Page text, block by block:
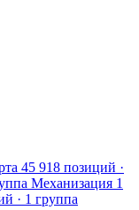
45 918 позиций ·
Механизация 1
· 1 группа